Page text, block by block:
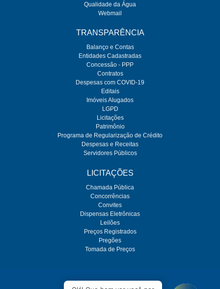
Qualidade da Água
Webmail
TRANSPARÊNCIA
Balanço e Contas
Entidades Cadastradas
Concessão - PPP
Contratos
Despesas com COVID-19
Editais
Imóveis Alugados
LGPD
Licitações
Patrimônio
Programa de Regularização de Crédito
Despesas e Receitas
Servidores Públicos
LICITAÇÕES
Chamada Pública
Concorrências
Convites
Dispensas Eletrônicas
Leilões
Preços Registrados
Pregões
Tomada de Preços
O SEMAE é regulado pela ARES-PCJ